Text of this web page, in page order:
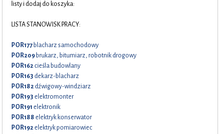
listy i dodaj do koszyka:
LISTA STANOWISK PRACY:
POR177 blacharz samochodowy
POR209 brukarz, bitumiarz, robotnik drogowy
POR162 cieśla budowlany
POR163 dekarz-blacharz
POR182 dźwigowy-windziarz
POR193 elektromonter
POR191 elektronik
POR188 elektryk konserwator
POR192 elektryk pomiarowiec